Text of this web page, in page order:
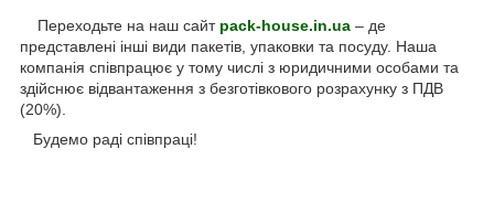
Переходьте на наш сайт pack-house.in.ua – де
представлені інші види пакетів, упаковки та посуду. Наша
компанія співпрацює у тому числі з юридичними особами та
здійснює відвантаження з безготівкового розрахунку з ПДВ
(20%).
Будемо раді співпраці!